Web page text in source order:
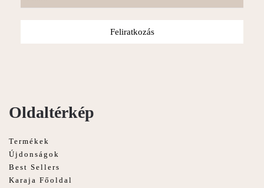
Feliratkozás
Oldaltérkép
Termékek
Újdonságok
Best Sellers
Karaja Főoldal